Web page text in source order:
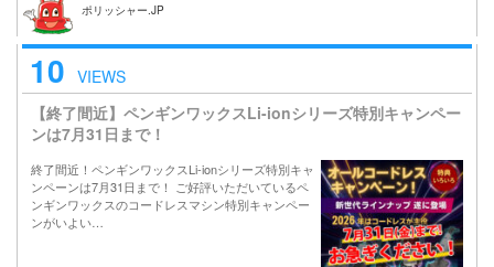
ポリッシャー.JP
10 VIEWS
【終了間近】ペンギンワックスLi-ionシリーズ特別キャンペー
ンは7月31日まで！
終了間近！ペンギンワックスLi-ionシリーズ特別キャ
ンペーンは7月31日まで！ ご好評いただいているペ
ンギンワックスのコードレスマシン特別キャンペー
ンがいよい…